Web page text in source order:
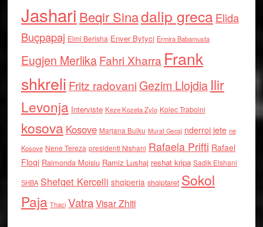
Jashari Beqir Sinadalip grecaElida
Buçpapaj Elmi Berisha Enver Bytyci Ermira Babamusta
Eugjen MerlikaFahri Xharra Frank
shkreli Fritz radovaniGezim Llojdia Ilir
Levonja Interviste Keze Kozeta Zylo Kolec Traboini
kosova Kosove Marjana Bulku Murat Gecaj nderroi jete ne
Kosove Nene Tereza presidenti Nishani Rafaela Prifti Rafael
Floqi Raimonda Moisiu Ramiz Lushaj reshat kripa Sadik Elshani
SHBA Shefqet Kercelli shqiperia shqiptaret Sokol
Paja Thaci VatraVisar Zhiti